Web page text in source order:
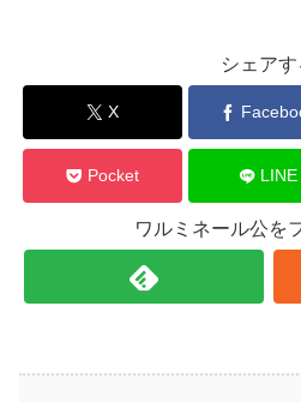
シェアす
X
Pocket LINE
ワルミネール公を